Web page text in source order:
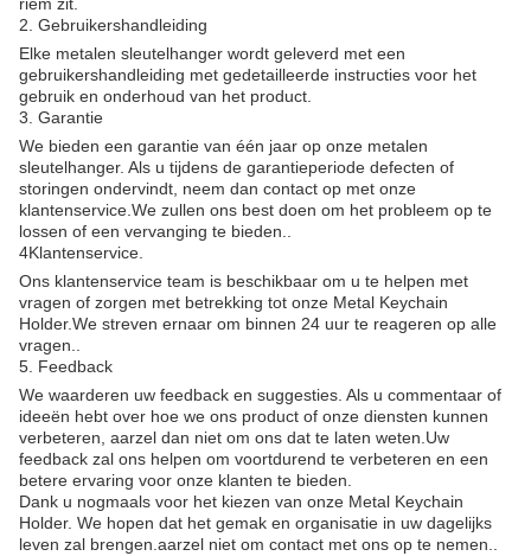
riem zit.
2. Gebruikershandleiding
Elke metalen sleutelhanger wordt geleverd met een
gebruikershandleiding met gedetailleerde instructies voor het
gebruik en onderhoud van het product.
3. Garantie
We bieden een garantie van één jaar op onze metalen
sleutelhanger. Als u tijdens de garantieperiode defecten of
storingen ondervindt, neem dan contact op met onze
klantenservice.We zullen ons best doen om het probleem op te
lossen of een vervanging te bieden..
4Klantenservice.
Ons klantenservice team is beschikbaar om u te helpen met
vragen of zorgen met betrekking tot onze Metal Keychain
Holder.We streven ernaar om binnen 24 uur te reageren op alle
vragen..
5. Feedback
We waarderen uw feedback en suggesties. Als u commentaar of
ideeën hebt over hoe we ons product of onze diensten kunnen
verbeteren, aarzel dan niet om ons dat te laten weten.Uw
feedback zal ons helpen om voortdurend te verbeteren en een
betere ervaring voor onze klanten te bieden.
Dank u nogmaals voor het kiezen van onze Metal Keychain
Holder. We hopen dat het gemak en organisatie in uw dagelijks
leven zal brengen.aarzel niet om contact met ons op te nemen..